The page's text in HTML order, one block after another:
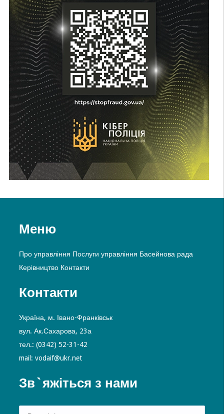
Меню
Про управління Послуги управління Басейнова рада
Керівництво Контакти
Контакти
Україна, м. Івано-Франківськ
вул. Ак.Сахарова, 23а
тел.: (0342) 52-31-42
mail: vodaif@ukr.net
Зв`яжіться з нами